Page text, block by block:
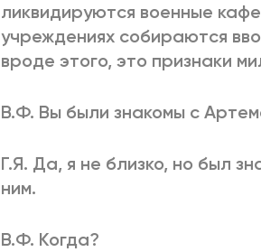
ликвидируются военные
учреждениях собираются
вроде этого, это признаки
В.Ф. Вы были знакомы с
Г.Я. Да, я не близко, но был
ним.
В.Ф. Когда?